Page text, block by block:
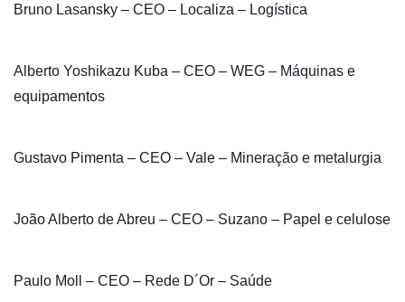
Bruno Lasansky – CEO – Localiza – Logística
Alberto Yoshikazu Kuba – CEO – WEG – Máquinas e
equipamentos
Gustavo Pimenta – CEO – Vale – Mineração e metalurgia
João Alberto de Abreu – CEO – Suzano – Papel e celulose
Paulo Moll – CEO – Rede D´Or – Saúde